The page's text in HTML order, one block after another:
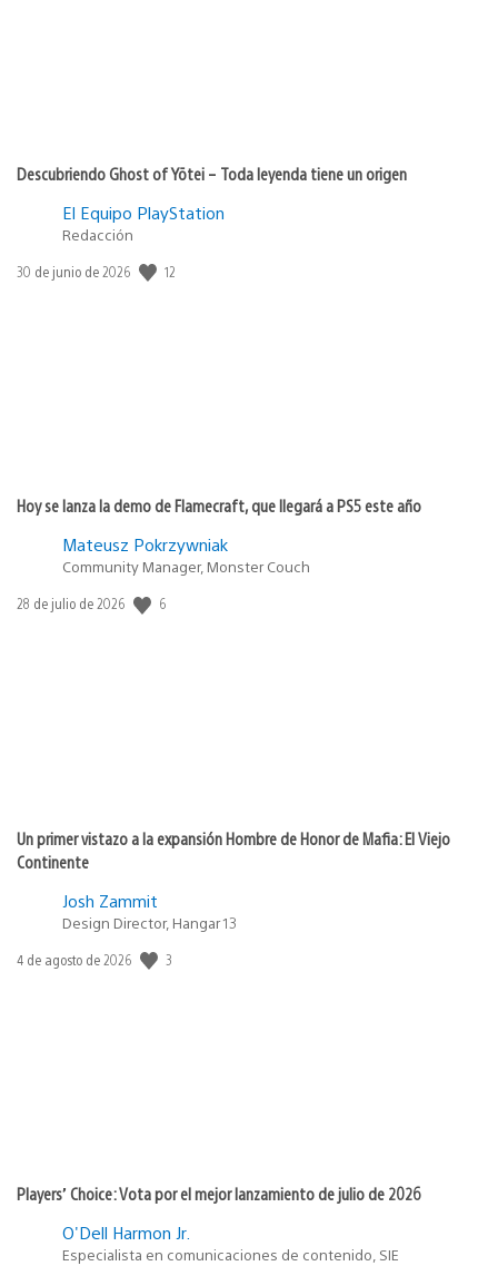
Descubriendo Ghost of Yōtei – Toda leyenda tiene un origen
El Equipo PlayStation
Redacción
Fecha
30 de junio de 2026 12
Hoy se lanza la demo de Flamecraft, que llegará a PS5 este año
Mateusz Pokrzywniak
Community Manager, Monster Couch
Fecha
28 de julio de 2026 6
Un primer vistazo a la expansión Hombre de Honor de Mafia: El Viejo
Continente
Josh Zammit
Design Director, Hangar 13
Fecha
4 de agosto de 2026 3
Players’ Choice: Vota por el mejor lanzamiento de julio de 2026
O'Dell Harmon Jr.
Especialista en comunicaciones de contenido, SIE